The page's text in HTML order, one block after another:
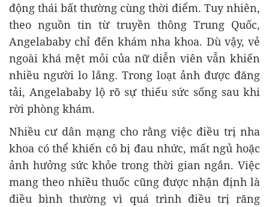
động thái bất thường cùng thời điểm. Tuy nhiên,
theo nguồn tin từ truyền thông Trung Quốc,
Angelababy chỉ đến khám nha khoa. Dù vậy, vẻ
ngoài khá mệt mỏi của nữ diễn viên vẫn khiến
nhiều người lo lắng. Trong loạt ảnh được đăng
tải, Angelababy lộ rõ sự thiếu sức sống sau khi
rời phòng khám.
Nhiều cư dân mạng cho rằng việc điều trị nha
khoa có thể khiến cô bị đau nhức, mất ngủ hoặc
ảnh hưởng sức khỏe trong thời gian ngắn. Việc
mang theo nhiều thuốc cũng được nhận định là
điều bình thường vì quá trình điều trị răng